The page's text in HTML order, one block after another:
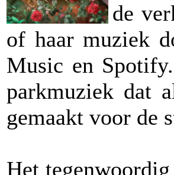
de
of haar muziek
Music en
parkmuziek dat
gemaakt voor de
Het